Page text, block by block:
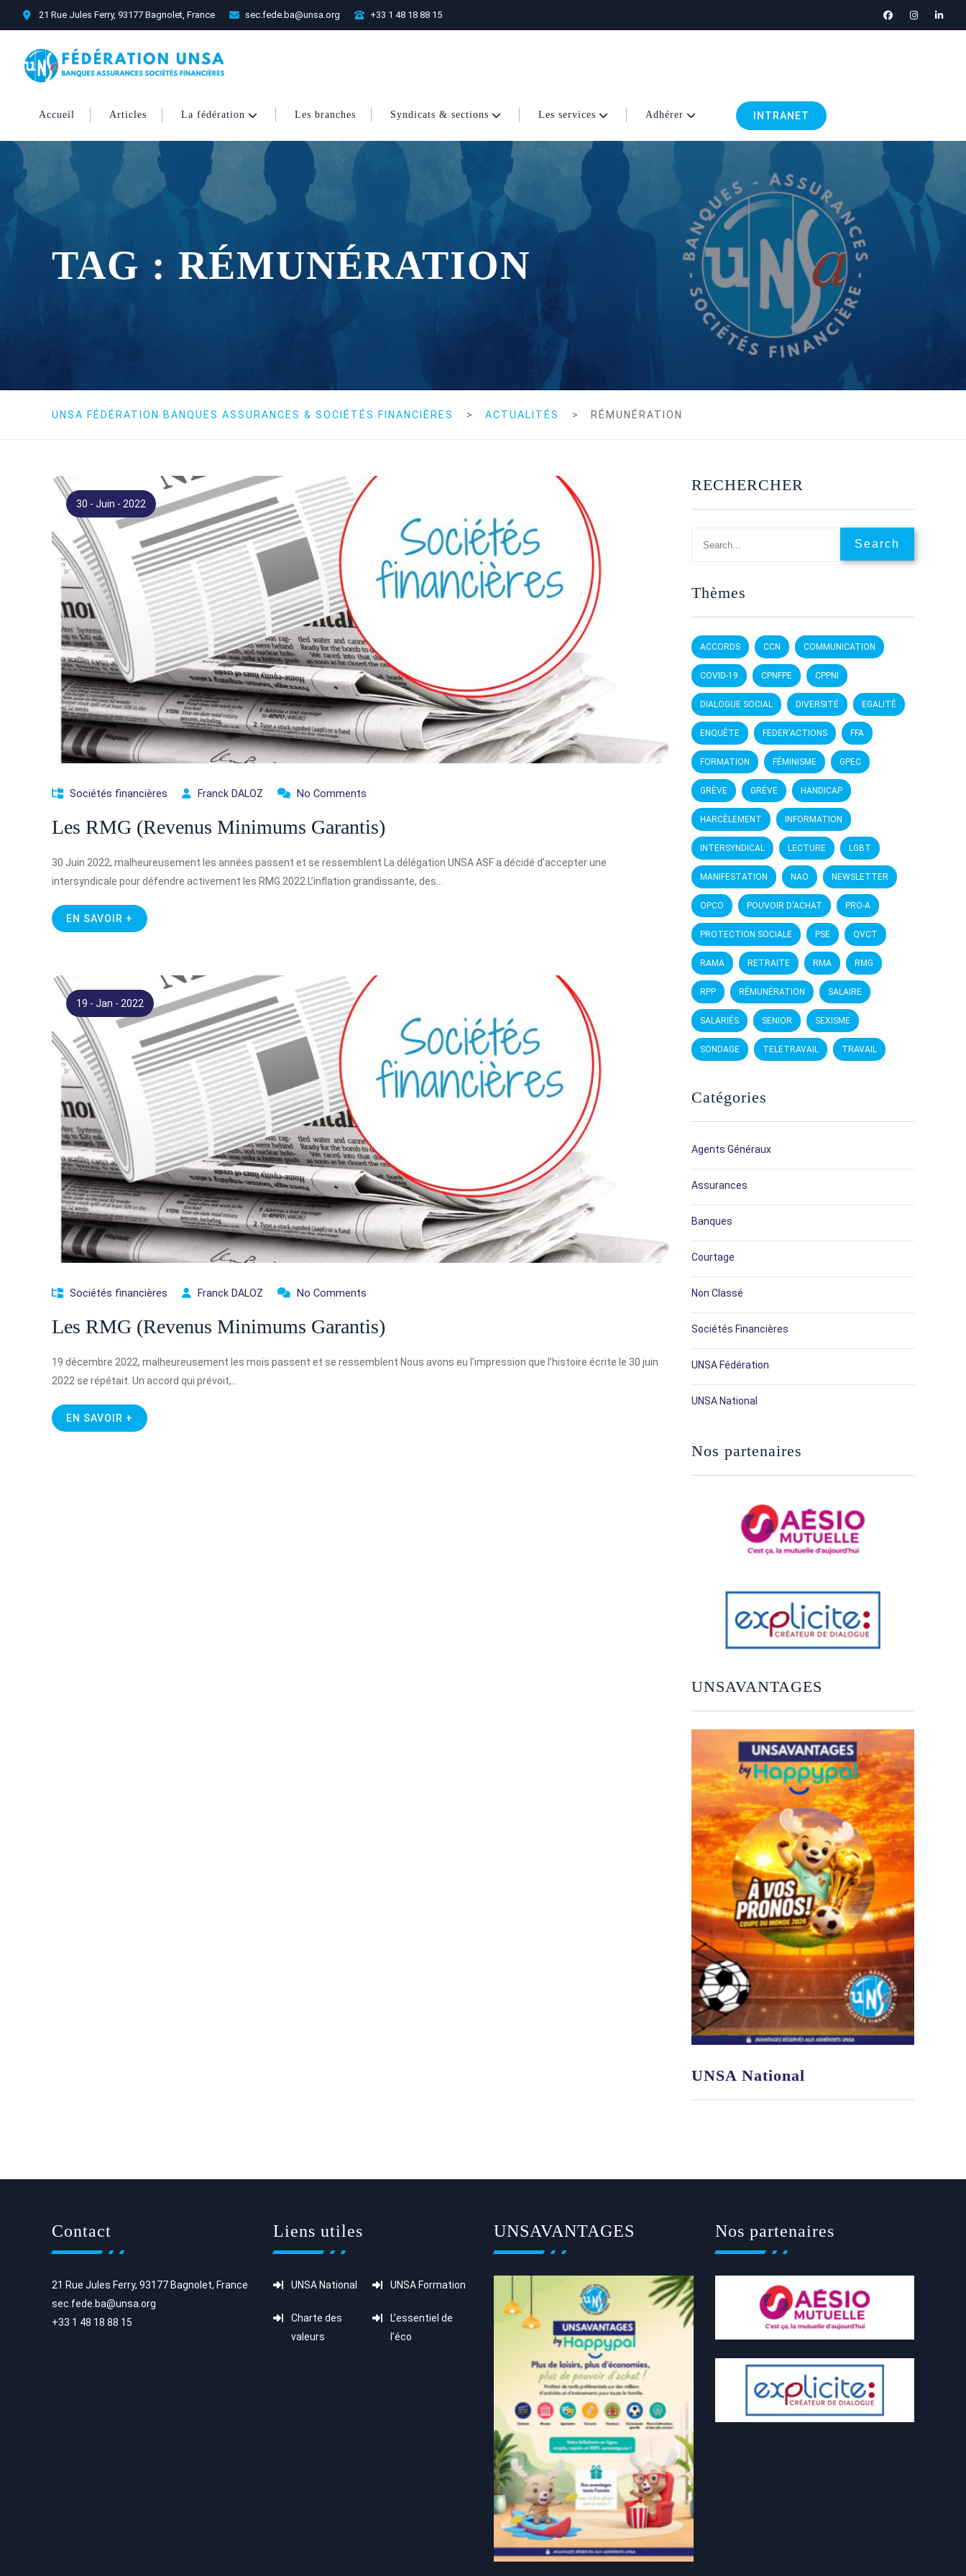
21 Rue Jules Ferry, 93177 Bagnolet, France sec.fede.ba@unsa.org +33 1 48 18 88 15
Accueil Articles La fédération Les branches Syndicats & sections Les services Adhérer INTRANET
TAG : RÉMUNÉRATION
UNSA FÉDÉRATION BANQUES ASSURANCES & SOCIÉTÉS FINANCIÈRES > ACTUALITÉS > RÉMUNÉRATION
30 - Juin - 2022
Sociétés financières Franck DALOZ No Comments
Les RMG (Revenus Minimums Garantis)
30 Juin 2022, malheureusement les années passent et se ressemblent La délégation UNSA ASF a décidé d’accepter une
intersyndicale pour défendre activement les RMG 2022.L’inflation grandissante, des…
EN SAVOIR +
19 - Jan - 2022
Sociétés financières Franck DALOZ No Comments
Les RMG (Revenus Minimums Garantis)
19 décembre 2022, malheureusement les mois passent et se ressemblent Nous avons eu l’impression que l’histoire écrite le 30 juin
2022 se répétait. Un accord qui prévoit,…
EN SAVOIR +
RECHERCHER
Thèmes
ACCORDS CCN COMMUNICATION
COVID-19 CPNFPE CPPNI
DIALOGUE SOCIAL DIVERSITÉ EGALITÉ
ENQUÊTE FEDER'ACTIONS FFA
FORMATION FÉMINISME GPEC
GRÈVE GRÉVE HANDICAP
HARCÈLEMENT INFORMATION
INTERSYNDICAL LECTURE LGBT
MANIFESTATION NAO NEWSLETTER
OPCO POUVOIR D'ACHAT PRO-A
PROTECTION SOCIALE PSE QVCT
RAMA RETRAITE RMA RMG
RPP RÉMUNÉRATION SALAIRE
SALARIÉS SENIOR SEXISME
SONDAGE TELETRAVAIL TRAVAIL
Catégories
Agents Généraux
Assurances
Banques
Courtage
Non Classé
Sociétés Financières
UNSA Fédération
UNSA National
Nos partenaires
UNSAVANTAGES
UNSA National
Contact
21 Rue Jules Ferry, 93177 Bagnolet, France
sec.fede.ba@unsa.org
+33 1 48 18 88 15
Liens utiles
UNSA National UNSA Formation
Charte des
valeurs
L’essentiel de
l’éco
UNSAVANTAGES Nos partenaires